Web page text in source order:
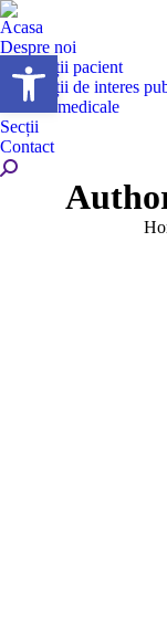
Deschide bara de unelte
Acasa
Despre noi
Informații pacient
Informații de interes
Servicii medicale
Secții
Contact
Search: